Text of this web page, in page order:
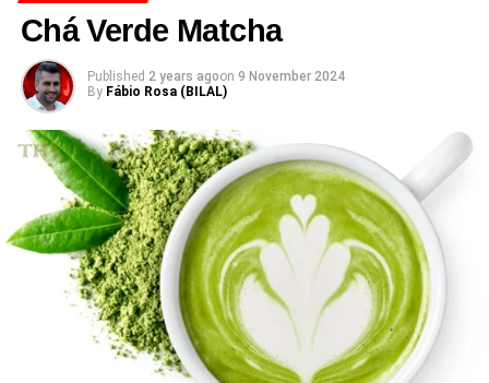
Chá Verde Matcha
Published 2 years agoon 9 November 2024
By Fábio Rosa (BILAL)